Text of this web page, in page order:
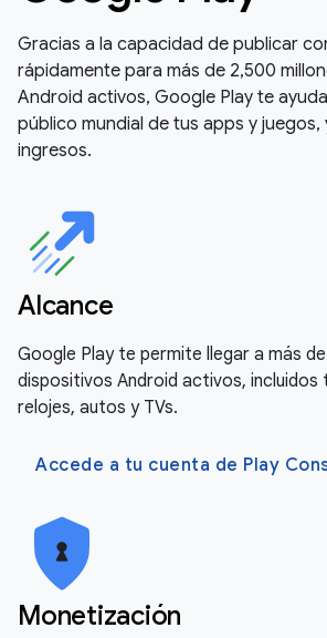
Gracias a la capacidad de publicar
rápidamente para más de 2,500
Android activos, Google Play te
público mundial de tus apps y
ingresos.
Alcance
Google Play te permite llegar a más
dispositivos Android activos,
relojes, autos y TVs.
Accede a tu cuenta de Play
Monetización